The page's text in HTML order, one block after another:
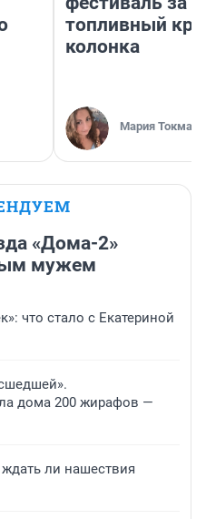
топливный
колонка
Мария
«Дома-2»
мужем
что стало с Екатериной
дома 200 жирафов —
ли нашествия